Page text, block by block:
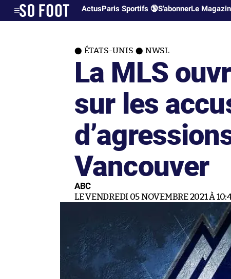
ActusParis Sportifs 🔞S'abonnerLe
ÉTATS-UNIS NWSL
La MLS
sur les
Vancouver
ABC
LE VENDREDI 05 NOVEMBRE 2021 À